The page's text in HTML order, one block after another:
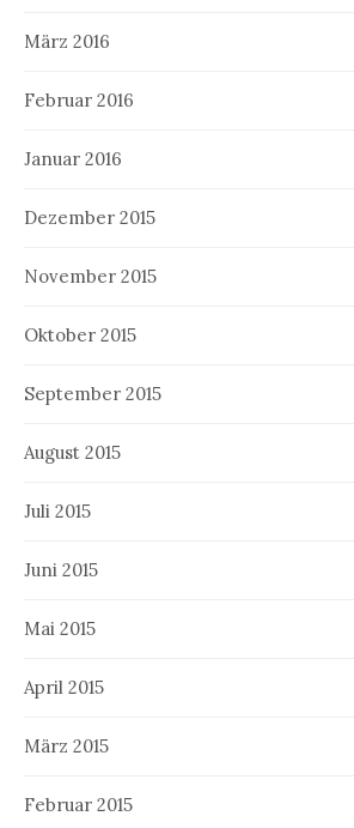
März 2016
Februar 2016
Januar 2016
Dezember 2015
November 2015
Oktober 2015
September 2015
August 2015
Juli 2015
Juni 2015
Mai 2015
April 2015
März 2015
Februar 2015